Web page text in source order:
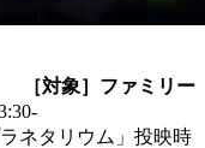
［対象］ファミリー
ネタリウム」投映時